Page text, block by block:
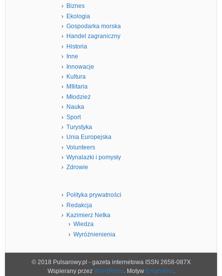
Biznes
Ekologia
Gospodarka morska
Handel zagraniczny
Historia
Inne
Innowacje
Kultura
MIlitaria
Młodzież
Nauka
Sport
Turystyka
Unia Europejska
Volunteers
Wynalazki i pomysły
Zdrowie
Polityka prywatności
Redakcja
Kazimierz Netka
Wiedza
Wyróżnienienia
© 2018 Pulsarowy.pl - gazeta internetowa ISSN 2658-087X
Wspierany przez WordPress. Motyw Emphaino